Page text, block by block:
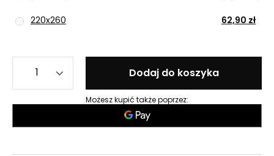
220x260 62,90 zł
Dodaj do koszyka
Możesz kupić także poprzez: